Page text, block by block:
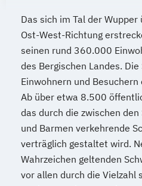
Das sich im Tal der
Ost-West-Richtung
seinen rund 360.000
des Bergischen Landes.
Einwohnern und
Ab über etwa 8.500
das durch die zwischen
und Barmen verkehrende
verträglich gestaltet wird.
Wahrzeichen geltenden
vor allen durch die Vielzahl